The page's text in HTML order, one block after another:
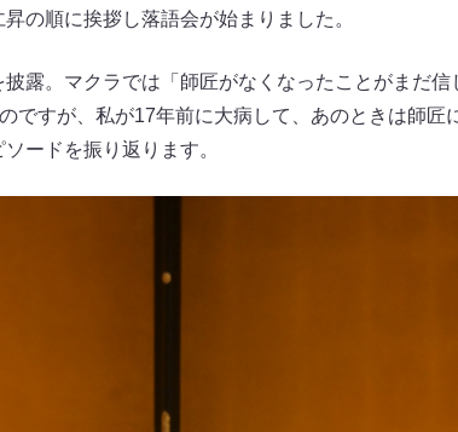
の順に挨拶し落語会が始まりました。
露。マクラでは「師匠がなくなったことがまだ
ですが、私が17年前に大病して、あのときは師匠
ードを振り返ります。